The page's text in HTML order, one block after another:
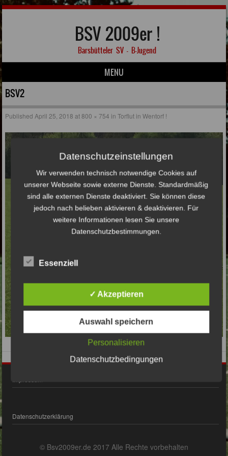
BSV 2009er !
Barsbütteler SV – B-Jugend
MENU
Skip to content
BSV2
Published April 25, 2018 at800 × 754 inTorflut in Wentorf !
Datenschutzerklärung
© Bsv2009er.de 2017 Alle Rechte vorbehalten
Datenschutzeinstellungen
Wir verwenden technisch notwendige Cookies auf
unserer Webseite sowie externe Dienste. Standardmäßig
sind alle externen Dienste deaktiviert. Sie können diese
jedoch nach belieben aktivieren & deaktivieren. Für
weitere Informationen lesen Sie unsere
Datenschutzbestimmungen.
Essenziell
✓ Akzeptieren
Auswahl speichern
Personalisieren
Datenschutzbedingungen